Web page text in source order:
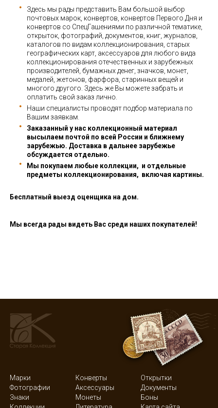
Здесь мы рады представить Вам большой выбор
почтовых марок, конвертов, конвертов Первого Дня и
конвертов со СпецГашениями по различной тематике,
открыток, фотографий, документов, книг, журналов,
каталогов по видам коллекционирования, старых
географических карт, аксессуаров для любого вида
коллекционирования отечественных и зарубежных
производителей, бумажных денег, значков, монет,
медалей, жетонов, фарфора, старинных вещей и
многого другого. Здесь же Вы можете забрать и
оплатить свой заказ лично.
Наши специалисты проводят подбор материала по
Вашим заявкам.
Заказанный у нас коллекционный материал
высылаем почтой по всей России и ближнему
зарубежью. Доставка в дальнее зарубежье
обсуждается отдельно.
Мы покупаем любые коллекции, и отдельные
предметы коллекционирования, включая картины.
Бесплатный выезд оценщика на дом.
Мы всегда рады видеть Вас среди наших покупателей!
Марки Конверты
Открытки
Фотографии
Аксессуары
Документы
Знаки
Монеты
Боны